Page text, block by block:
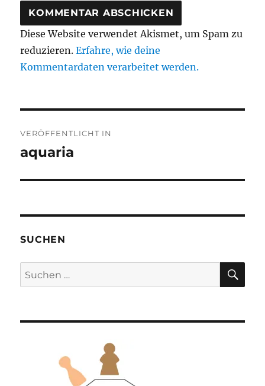
Diese Website verwendet Akismet, um Spam zu
reduzieren.Erfahre, wie deine
Kommentardaten verarbeitet werden.
VERÖFFENTLICHT IN
aquaria
SUCHEN
Suchen
nach: